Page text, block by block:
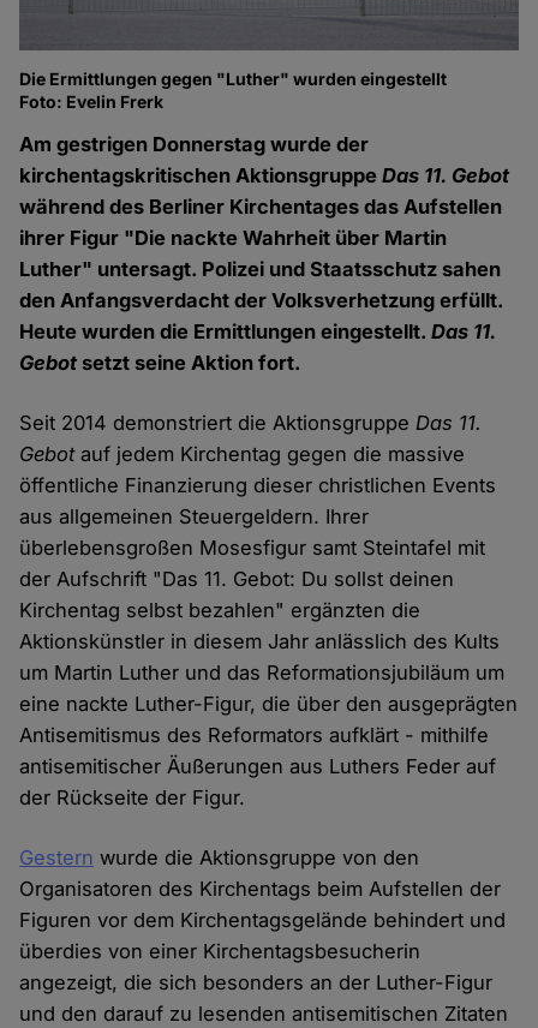
Die Ermittlungen gegen "Luther" wurden eingestellt
Foto: Evelin Frerk
Am gestrigen Donnerstag wurde der
kirchentagskritischen AktionsgruppeDas 11. Gebot
während des Berliner Kirchentages das Aufstellen
ihrer Figur "Die nackte Wahrheit über Martin
Luther" untersagt. Polizei und Staatsschutz sahen
den Anfangsverdacht der Volksverhetzung erfüllt.
Heute wurden die Ermittlungen eingestellt.Das 11.
Gebot setzt seine Aktion fort.
Seit 2014 demonstriert die AktionsgruppeDas 11.
Gebotauf jedem Kirchentag gegen die massive
öffentliche Finanzierung dieser christlichen Events
aus allgemeinen Steuergeldern. Ihrer
überlebensgroßen Mosesfigur samt Steintafel mit
der Aufschrift "Das 11. Gebot: Du sollst deinen
Kirchentag selbst bezahlen" ergänzten die
Aktionskünstler in diesem Jahr anlässlich des Kults
um Martin Luther und das Reformationsjubiläum um
eine nackte Luther-Figur, die über den ausgeprägten
Antisemitismus des Reformators aufklärt - mithilfe
antisemitischer Äußerungen aus Luthers Feder auf
der Rückseite der Figur.
Gestern wurde die Aktionsgruppe von den
Organisatoren des Kirchentags beim Aufstellen der
Figuren vor dem Kirchentagsgelände behindert und
überdies von einer Kirchentagsbesucherin
angezeigt, die sich besonders an der Luther-Figur
und den darauf zu lesenden antisemitischen Zitaten